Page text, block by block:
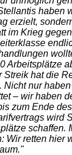
haben
erzielt,
im Krieg
Arbeitsplätze
Streik hat die
Nicht nur
– wir haben
zum Ende des
wird
schaffen.
Wir retten hier